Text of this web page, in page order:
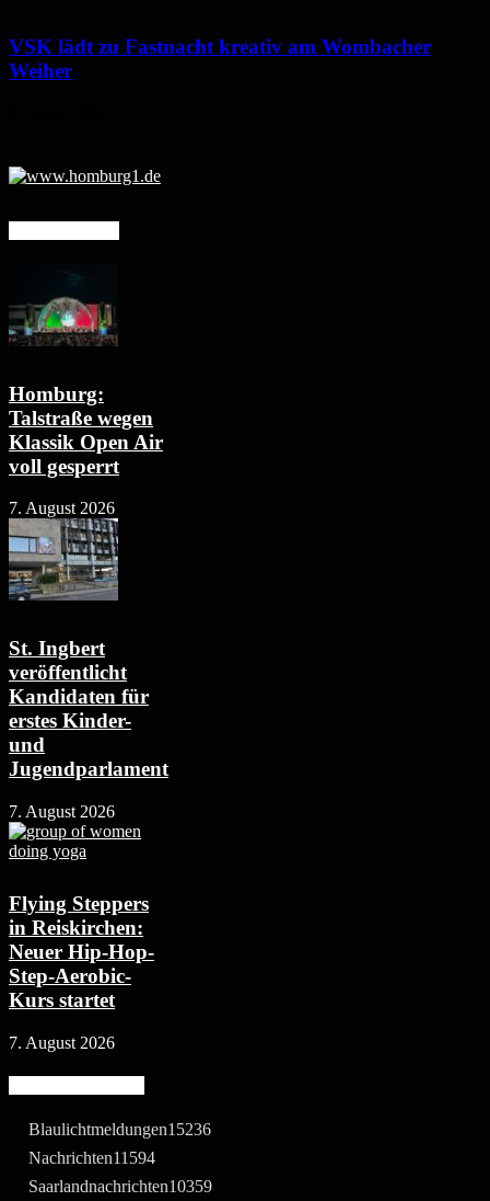
VSK lädt zu Fastnacht kreativ am Wombacher
Weiher
Homburg:
Talstraße wegen
Klassik Open Air
voll gesperrt
7. August 2026
St. Ingbert
veröffentlicht
Kandidaten für
erstes Kinder-
und
Jugendparlament
7. August 2026
Flying Steppers
in Reiskirchen:
Neuer Hip-Hop-
Step-Aerobic-
Kurs startet
7. August 2026
Blaulichtmeldungen15236
Nachrichten11594
Saarlandnachrichten10359